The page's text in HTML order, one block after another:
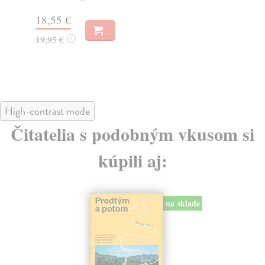
31,21 €
32,85 € ?
High-contrast mode
Čitatelia s podobným vkusom si
kúpili aj: